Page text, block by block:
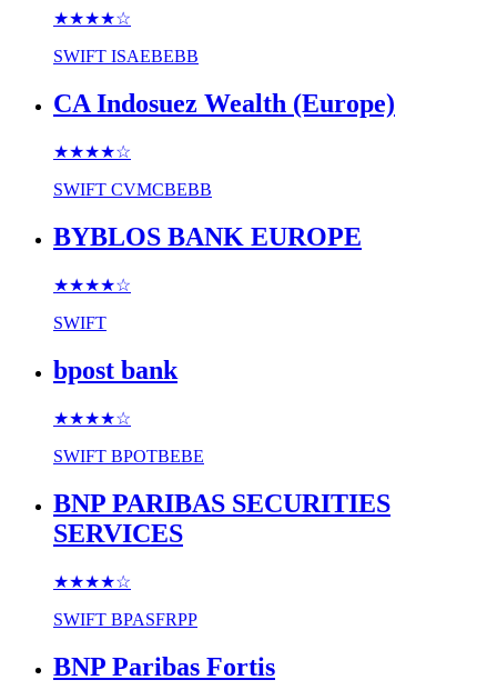
★★★★☆
SWIFT ISAEBEBB
CA Indosuez Wealth (Europe)
★★★★☆
SWIFT CVMCBEBB
BYBLOS BANK EUROPE
★★★★☆
SWIFT
bpost bank
★★★★☆
SWIFT BPOTBEBE
BNP PARIBAS SECURITIES
SERVICES
★★★★☆
SWIFT BPASFRPP
BNP Paribas Fortis